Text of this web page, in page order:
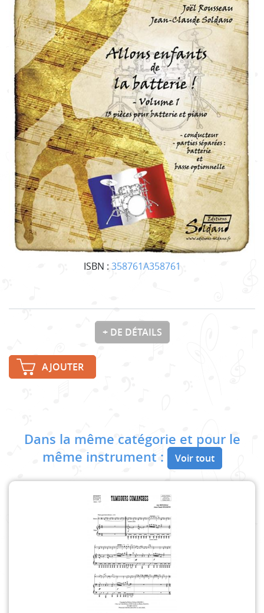
ISBN : 358761A358761
+ DE DÉTAILS
AJOUTER
Dans la même catégorie et pour le
même instrument :
Voir tout